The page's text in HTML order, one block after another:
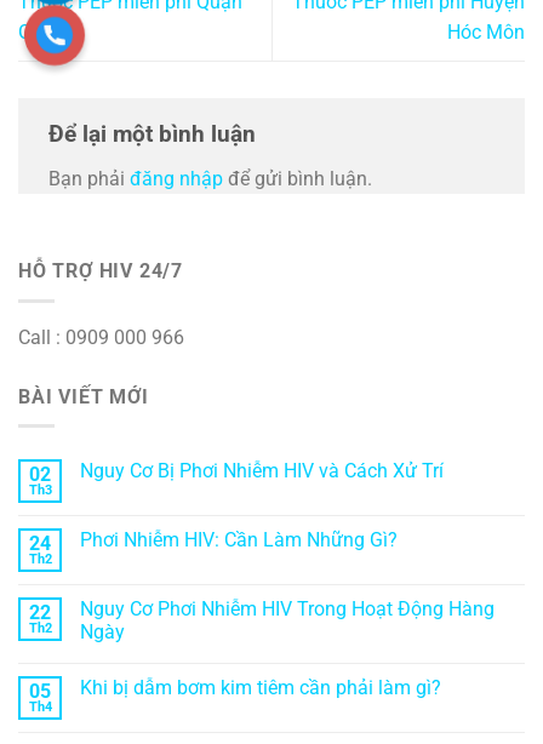
Gò Vấp
Hóc Môn
Để lại một bình luận
Bạn phải đăng nhập để gửi bình luận.
HỖ TRỢ HIV 24/7
Call : 0909 000 966
BÀI VIẾT MỚI
02
Th3
Nguy Cơ Bị Phơi Nhiễm HIV và Cách Xử Trí
24
Th2
Phơi Nhiễm HIV: Cần Làm Những Gì?
22
Th2
Nguy Cơ Phơi Nhiễm HIV Trong Hoạt Động Hàng
Ngày
05
Th4
Khi bị dẫm bơm kim tiêm cần phải làm gì?